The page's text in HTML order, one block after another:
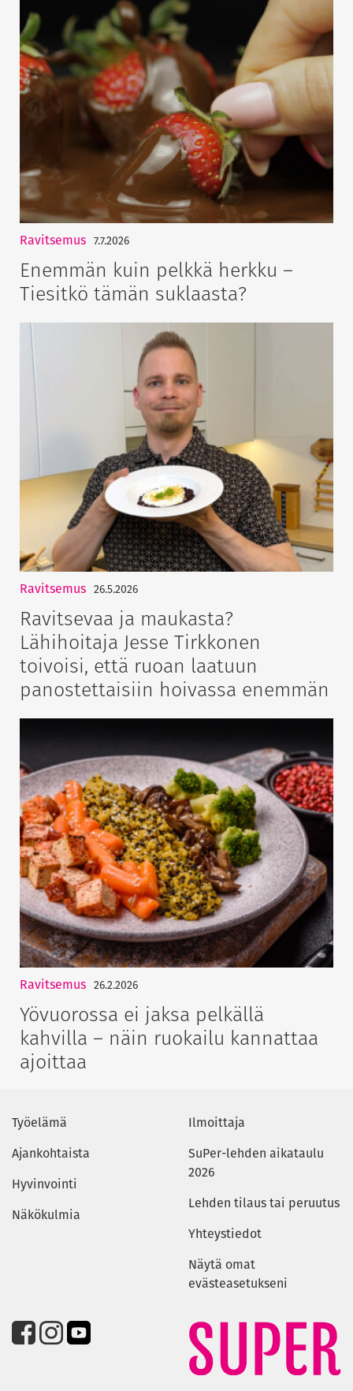
Ravitsemus 7.7.2026
Enemmän kuin pelkkä herkku –
Tiesitkö tämän suklaasta?
Ravitsemus 26.5.2026
Ravitsevaa ja maukasta?
Lähihoitaja Jesse Tirkkonen
toivoisi, että ruoan laatuun
panostettaisiin hoivassa enemmän
Ravitsemus 26.2.2026
Yövuorossa ei jaksa pelkällä
kahvilla – näin ruokailu kannattaa
ajoittaa
Työelämä
Ajankohtaista
Hyvinvointi
Näkökulmia
Ilmoittaja
SuPer-lehden aikataulu
2026
Lehden tilaus tai peruutus
Yhteystiedot
Näytä omat
evästeasetukseni